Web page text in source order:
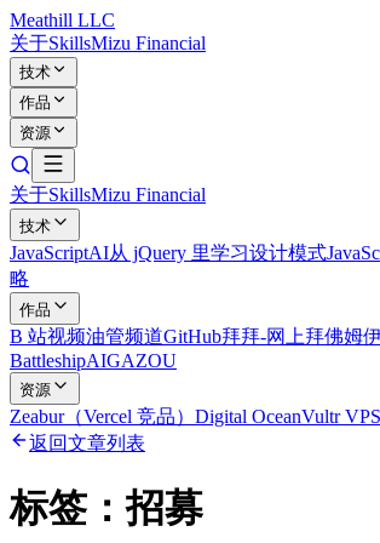
Meathill LLC
关于SkillsMizu Financial
技术
作品
资源
关于SkillsMizu Financial
技术
JavaScriptAI从 jQuery 里学习设计模式
略
作品
B 站视频油管频道GitHub拜拜-网上拜佛姆
BattleshipAIGAZOU
资源
Zeabur（Vercel 竞品） Digital OceanVultr VPS
返回文章列表
标签：招募